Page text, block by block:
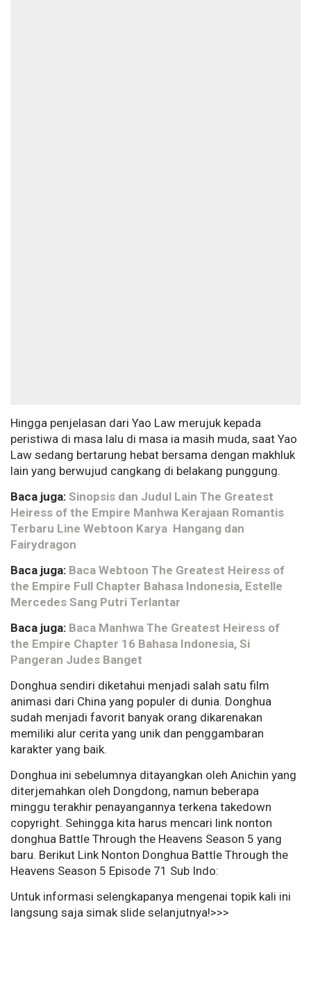
Hingga penjelasan dari Yao Law merujuk kepada
peristiwa di masa lalu di masa ia masih muda, saat Yao
Law sedang bertarung hebat bersama dengan makhluk
lain yang berwujud cangkang di belakang punggung.
Baca juga: Sinopsis dan Judul Lain The Greatest
Heiress of the Empire Manhwa Kerajaan Romantis
Terbaru Line Webtoon Karya Hangang dan
Fairydragon
Baca juga: Baca Webtoon The Greatest Heiress of
the Empire Full Chapter Bahasa Indonesia, Estelle
Mercedes Sang Putri Terlantar
Baca juga: Baca Manhwa The Greatest Heiress of
the Empire Chapter 16 Bahasa Indonesia, Si
Pangeran Judes Banget
Donghua sendiri diketahui menjadi salah satu film
animasi dari China yang populer di dunia. Donghua
sudah menjadi favorit banyak orang dikarenakan
memiliki alur cerita yang unik dan penggambaran
karakter yang baik.
Donghua ini sebelumnya ditayangkan oleh Anichin yang
diterjemahkan oleh Dongdong, namun beberapa
minggu terakhir penayangannya terkena takedown
copyright. Sehingga kita harus mencari link nonton
donghua Battle Through the Heavens Season 5 yang
baru. Berikut Link Nonton Donghua Battle Through the
Heavens Season 5 Episode 71 Sub Indo:
Untuk informasi selengkapanya mengenai topik kali ini
langsung saja simak slide selanjutnya!>>>